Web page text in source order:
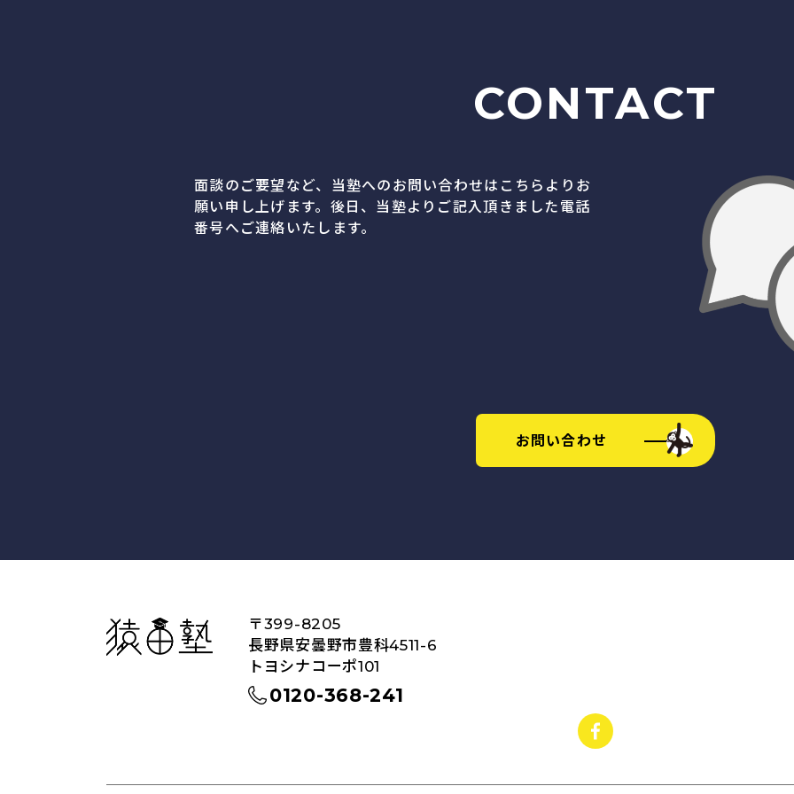
CONTACT
面談のご要望など、当塾へのお問い合わせはこちらよりお
願い申し上げます。後日、当塾よりご記入頂きました電話
番号へご連絡いたします。
お問い合わせ
猿田塾
〒399-8205
長野県安曇野市豊科4511-6
トヨシナコーポ101
0120-368-241
facebook